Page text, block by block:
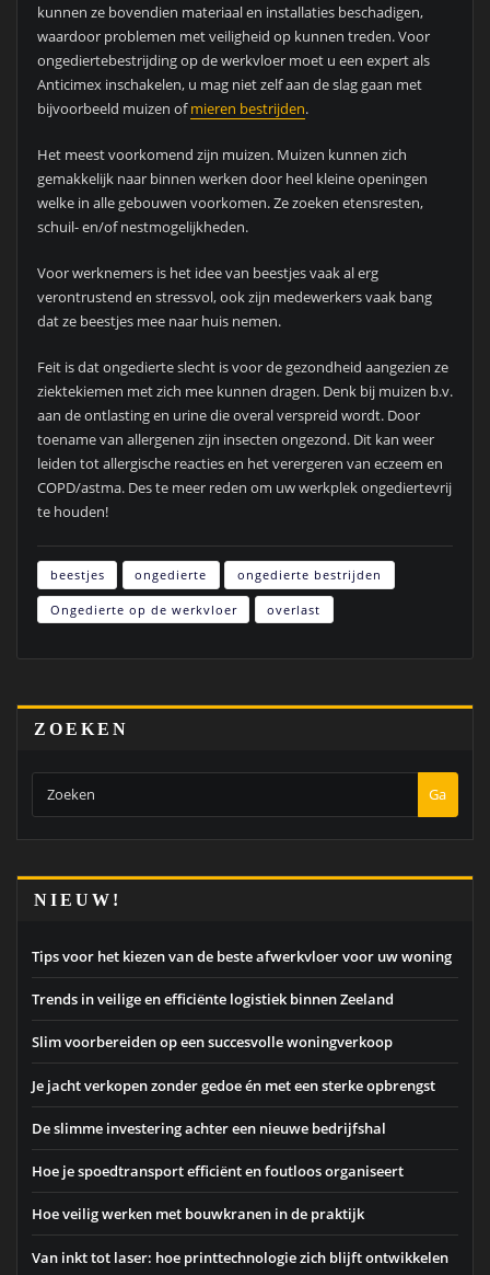
kunnen ze bovendien materiaal en installaties beschadigen,
waardoor problemen met veiligheid op kunnen treden. Voor
ongediertebestrijding op de werkvloer moet u een expert als
Anticimex inschakelen, u mag niet zelf aan de slag gaan met
bijvoorbeeld muizen ofmieren bestrijden.
Het meest voorkomend zijn muizen. Muizen kunnen zich
gemakkelijk naar binnen werken door heel kleine openingen
welke in alle gebouwen voorkomen. Ze zoeken etensresten,
schuil- en/of nestmogelijkheden.
Voor werknemers is het idee van beestjes vaak al erg
verontrustend en stressvol, ook zijn medewerkers vaak bang
dat ze beestjes mee naar huis nemen.
Feit is dat ongedierte slecht is voor de gezondheid aangezien ze
ziektekiemen met zich mee kunnen dragen. Denk bij muizen b.v.
aan de ontlasting en urine die overal verspreid wordt. Door
toename van allergenen zijn insecten ongezond. Dit kan weer
leiden tot allergische reacties en het verergeren van eczeem en
COPD/astma. Des te meer reden om uw werkplek ongediertevrij
te houden!
beestjes ongedierte ongedierte bestrijden
Ongedierte op de werkvloer overlast
ZOEKEN
Ga
NIEUW!
Tips voor het kiezen van de beste afwerkvloer voor uw woning
Trends in veilige en efficiënte logistiek binnen Zeeland
Slim voorbereiden op een succesvolle woningverkoop
Je jacht verkopen zonder gedoe én met een sterke opbrengst
De slimme investering achter een nieuwe bedrijfshal
Hoe je spoedtransport efficiënt en foutloos organiseert
Hoe veilig werken met bouwkranen in de praktijk
Van inkt tot laser: hoe printtechnologie zich blijft ontwikkelen